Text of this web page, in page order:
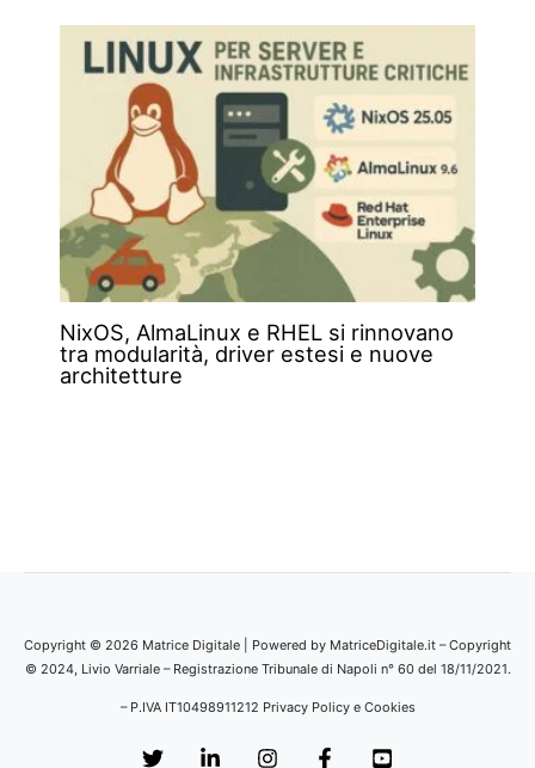
NixOS, AlmaLinux e RHEL si rinnovano
tra modularità, driver estesi e nuove
architetture
Copyright © 2026 Matrice Digitale | Powered by MatriceDigitale.it – Copyright
© 2024, Livio Varriale – Registrazione Tribunale di Napoli n° 60 del 18/11/2021.
– P.IVA IT10498911212 Privacy Policy e Cookies